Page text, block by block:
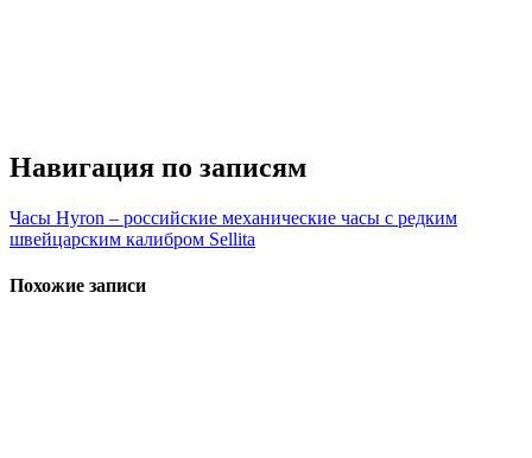
Навигация по записям
Часы Hyron – российские механические часы с редким
швейцарским калибром Sellita
Похожие записи